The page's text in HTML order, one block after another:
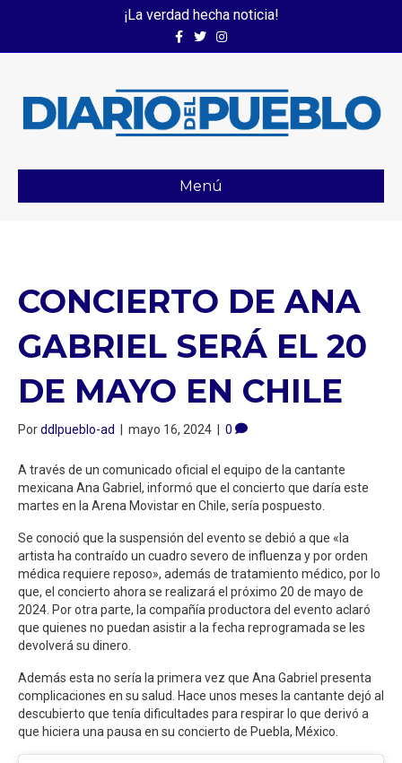
¡La verdad hecha noticia!
FacebookTwitterInstagram
Menú
CONCIERTO DE ANA
GABRIEL SERÁ EL 20
DE MAYO EN CHILE
Porddlpueblo-ad | mayo 16, 2024 | 0
A través de un comunicado oficial el equipo de la cantante
mexicana Ana Gabriel, informó que el concierto que daría este
martes en la Arena Movistar en Chile, sería pospuesto.
Se conoció que la suspensión del evento se debió a que «la
artista ha contraído un cuadro severo de influenza y por orden
médica requiere reposo», además de tratamiento médico, por lo
que, el concierto ahora se realizará el próximo 20 de mayo de
2024. Por otra parte, la compañía productora del evento aclaró
que quienes no puedan asistir a la fecha reprogramada se les
devolverá su dinero.
Además esta no sería la primera vez que Ana Gabriel presenta
complicaciones en su salud. Hace unos meses la cantante dejó al
descubierto que tenía dificultades para respirar lo que derivó a
que hiciera una pausa en su concierto de Puebla, México.